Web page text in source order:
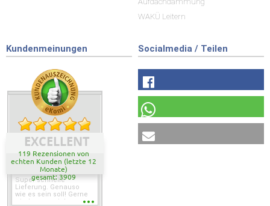
WAKÜ Leitern
Kundenmeinungen
EXCELLENT
119 Rezensionen von
echten Kunden (letzte 12
Monate)
gesamt: 3909
Super schnelle
Lieferung. Genauso
wie es sein soll! Gerne
wieder wenn ich was
Socialmedia / Teilen